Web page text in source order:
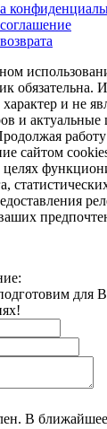
обязательна.
и не
и
сайтом
для
В